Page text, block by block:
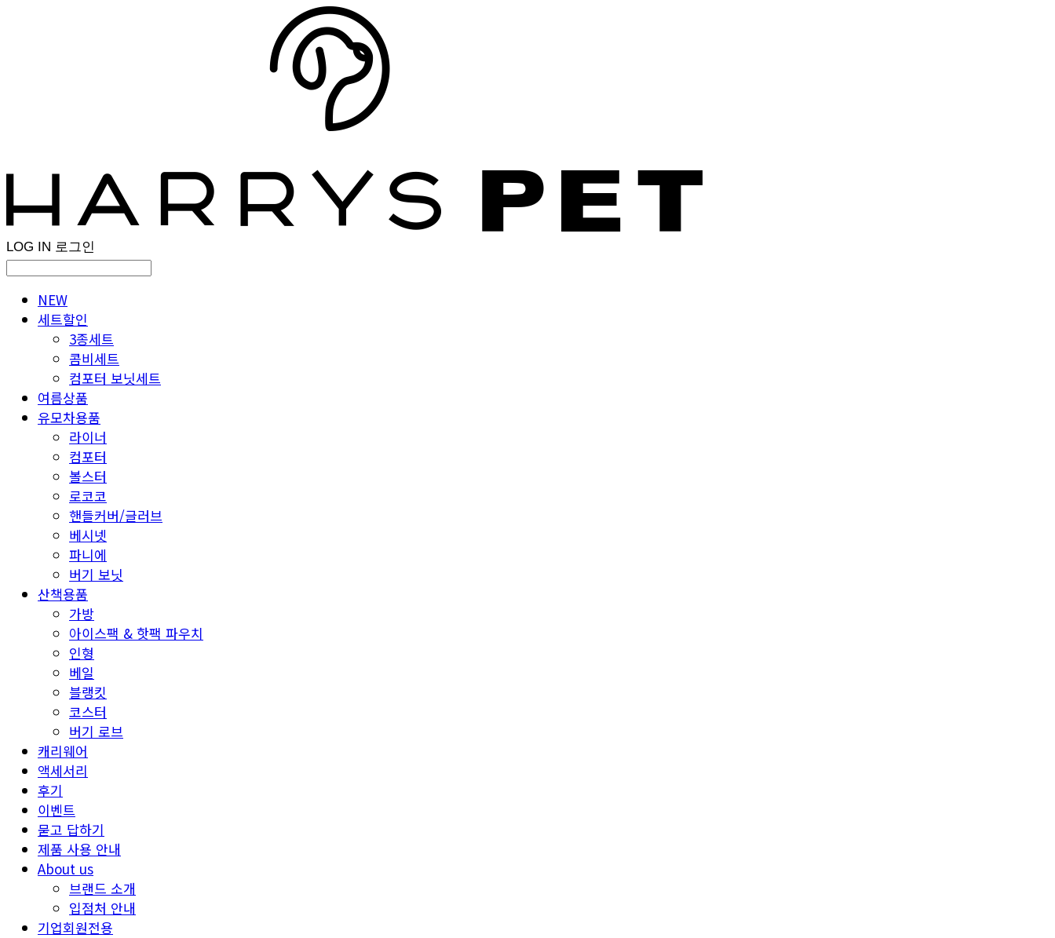
LOG IN 로그인
NEW
세트할인
3종세트
콤비세트
컴포터 보닛세트
여름상품
유모차용품
라이너
컴포터
볼스터
로코코
핸들커버/글러브
베시넷
파니에
버기 보닛
산책용품
가방
아이스팩 & 핫팩 파우치
인형
베일
블랭킷
코스터
버기 로브
캐리웨어
액세서리
후기
이벤트
묻고 답하기
제품 사용 안내
About us
브랜드 소개
입점처 안내
기업회원전용